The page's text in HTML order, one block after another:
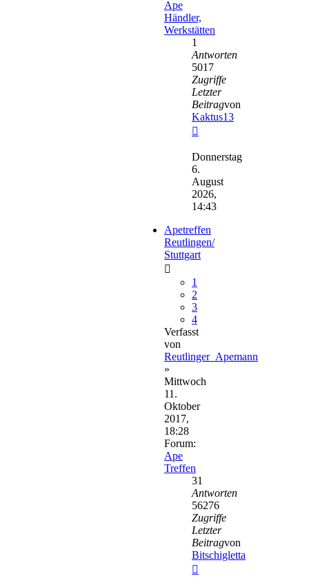
Ape
Händler,
Werkstätten
1
Antworten
5017
Zugriffe
Letzter
Beitragvon
Kaktus13
Beitrag
Donnerstag
6.
August
2026,
14:43
Apetreffen
Reutlingen/
Stuttgart
1
2
3
4
Verfasst
von
Reutlinger_Apemann
»
Mittwoch
11.
Oktober
2017,
18:28
Forum:
Ape
Treffen
31
Antworten
56276
Zugriffe
Letzter
Beitragvon
Bitschigletta